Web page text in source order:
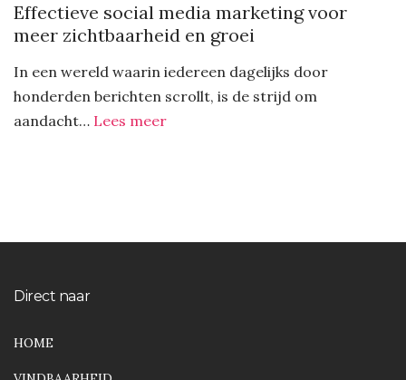
Effectieve social media marketing voor
meer zichtbaarheid en groei
In een wereld waarin iedereen dagelijks door
honderden berichten scrollt, is de strijd om
aandacht… Lees meer:
voor
Direct naar
HOME